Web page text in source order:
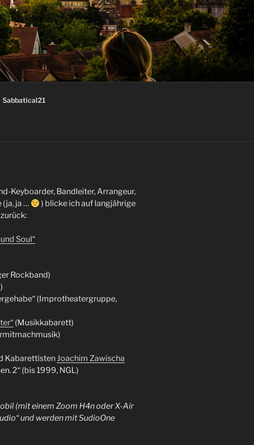
Sabbatical21
Keyboarder, Bandleiter, Arrangeur,
ja …
) blicke ich auf langjährige
Soul“
Rockband)
(Improtheatergruppe,
(Musikkabarett)
KabarettistenJoachim Zawischa
2“ (bis 1999, NGL)
(mit einem Zoom H4n oder X-Air
und werden mit SudioOne